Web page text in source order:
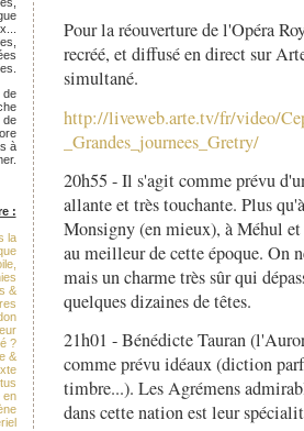
Pour la réouverture de l'Opéra
recréé, et diffusé en direct sur
simultané.
http://liveweb.arte.tv/fr/video/
_Grandes_journees_Gretry/
20h55 - Il s'agit comme prévu
allante et très touchante. Plus
Monsigny (en mieux), à Méhul
au meilleur de cette époque. On
mais un charme très sûr qui
quelques dizaines de têtes.
21h01 - Bénédicte Tauran
comme prévu idéaux (diction
timbre...). Les Agrémens
dans cette nation est leur
de
de
à
:
la
&
?
&
en